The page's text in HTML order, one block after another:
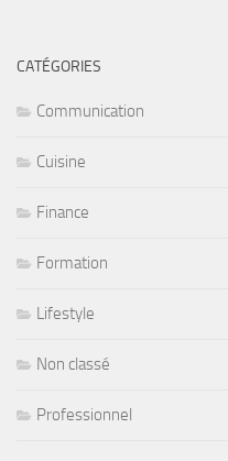
CATÉGORIES
Communication
Cuisine
Finance
Formation
Lifestyle
Non classé
Professionnel